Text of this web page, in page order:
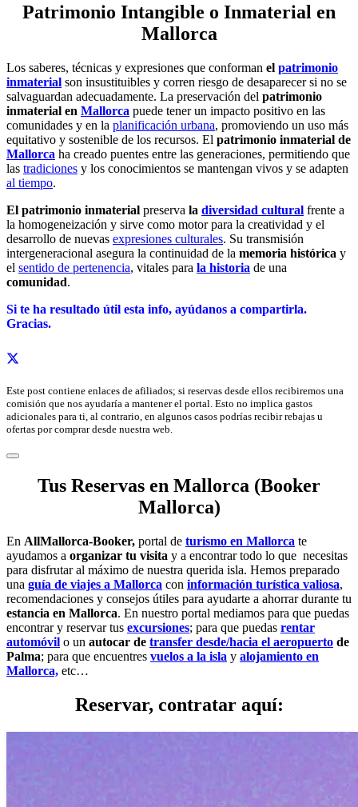
Patrimonio Intangible o Inmaterial en
Mallorca
Los saberes, técnicas y expresiones que conforman el patrimonio
inmaterial son insustituibles y corren riesgo de desaparecer si no se
salvaguardan adecuadamente. La preservación del patrimonio
inmaterial en Mallorca puede tener un impacto positivo en las
comunidades y en la planificación urbana, promoviendo un uso más
equitativo y sostenible de los recursos. El patrimonio inmaterial de
Mallorca ha creado puentes entre las generaciones, permitiendo que
las tradiciones y los conocimientos se mantengan vivos y se adapten
al tiempo.
El patrimonio inmaterial preserva la diversidad cultural frente a
la homogeneización y sirve como motor para la creatividad y el
desarrollo de nuevas expresiones culturales. Su transmisión
intergeneracional asegura la continuidad de la memoria histórica y
el sentido de pertenencia, vitales para la historia de una
comunidad.
Si te ha resultado útil esta info, ayúdanos a compartirla.
Gracias.
Este post contiene enlaces de afiliados; si reservas desde ellos recibiremos una
comisión que nos ayudaría a mantener el portal. Esto no implica gastos
adicionales para ti, al contrario, en algunos casos podrías recibir rebajas u
ofertas por comprar desde nuestra web.
Tus Reservas en Mallorca (Booker
Mallorca)
En AllMallorca-Booker, portal de turismo en Mallorca te
ayudamos a organizar tu visita y a encontrar todo lo que necesitas
para disfrutar al máximo de nuestra querida isla. Hemos preparado
una guía de viajes a Mallorca con información turística valiosa,
recomendaciones y consejos útiles para ayudarte a ahorrar durante tu
estancia en Mallorca. En nuestro portal mediamos para que puedas
encontrar y reservar tus excursiones; para que puedas rentar
automóvil o un autocar de transfer desde/hacia el aeropuerto de
Palma; para que encuentres vuelos a la isla y alojamiento en
Mallorca, etc…
Reservar, contratar aquí: